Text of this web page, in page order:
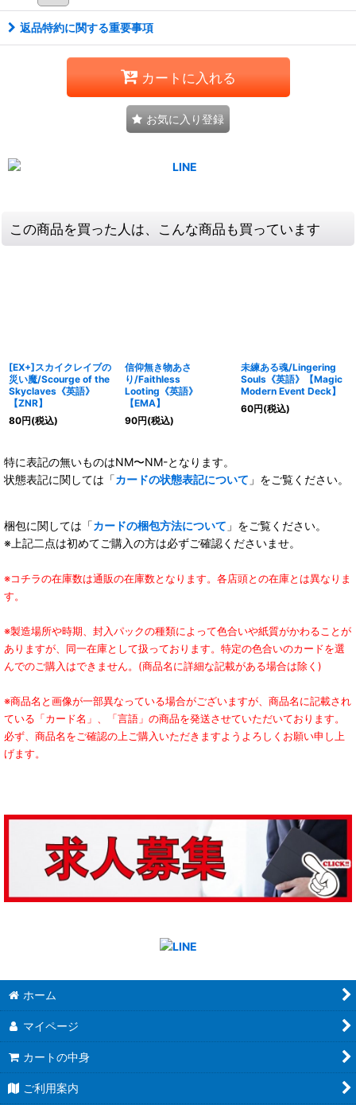
返品特約に関する重要事項
カートに入れる
お気に入り登録
この商品を買った人は、こんな商品も買っています
[EX+]スカイクレイブの
災い魔/Scourge of the
Skyclaves《英語》
【ZNR】
80円(税込)
信仰無き物あさ
り/Faithless
Looting《英語》
【EMA】
90円(税込)
未練ある魂/Lingering
Souls《英語》【Magic
Modern Event Deck】
60円(税込)
特に表記の無いものはNM〜NM-となります。
状態表記に関しては「カードの状態表記について 」をご覧ください。
梱包に関しては「カードの梱包方法について 」をご覧ください。
※上記二点は初めてご購入の方は必ずご確認くださいませ。
※コチラの在庫数は通販の在庫数となります。各店頭との在庫とは異なりま
す。
※製造場所や時期、封入パックの種類によって色合いや紙質がかわることが
ありますが、同一在庫として扱っております。特定の色合いのカードを選
んでのご購入はできません。(商品名に詳細な記載がある場合は除く)
※商品名と画像が一部異なっている場合がございますが、商品名に記載され
ている「カード名」、「言語」の商品を発送させていただいております。
必ず、商品名をご確認の上ご購入いただきますようよろしくお願い申し上
げます。
ホーム
マイページ
カートの中身
ご利用案内